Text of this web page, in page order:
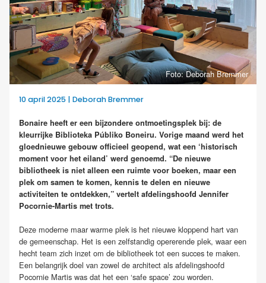
Foto: Deborah Bremmer
10 april 2025 | Deborah Bremmer
Bonaire heeft er een bijzondere ontmoetingsplek bij: de
kleurrijke Biblioteka Públiko Boneiru. Vorige maand werd het
gloednieuwe gebouw officieel geopend, wat een ‘historisch
moment voor het eiland’ werd genoemd. “De nieuwe
bibliotheek is niet alleen een ruimte voor boeken, maar een
plek om samen te komen, kennis te delen en nieuwe
activiteiten te ontdekken,” vertelt afdelingshoofd Jennifer
Pocornie-Martis met trots.
Deze moderne maar warme plek is het nieuwe kloppend hart van
de gemeenschap. Het is een zelfstandig opererende plek, waar een
hecht team zich inzet om de bibliotheek tot een succes te maken.
Een belangrijk doel van zowel de architect als afdelingshoofd
Pocornie Martis was dat het een ‘safe space’ zou worden.